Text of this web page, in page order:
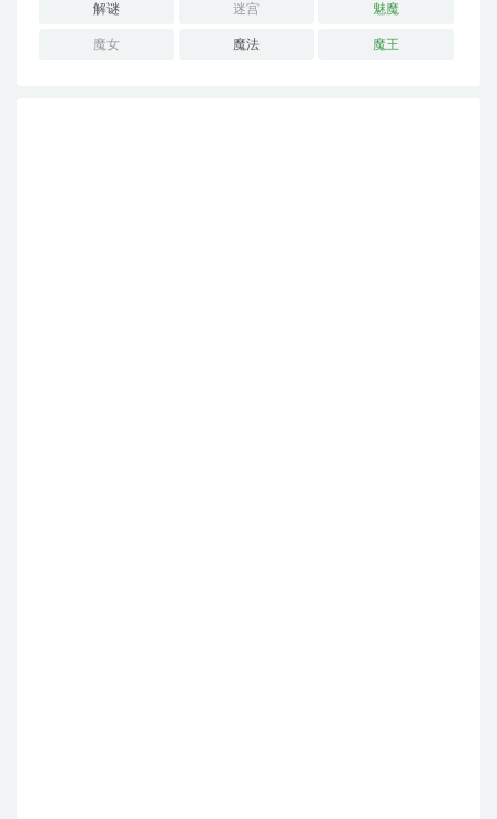
解谜 迷宫 魅魔
魔女 魔法 魔王